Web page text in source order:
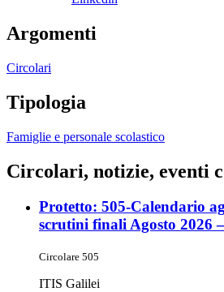
Argomenti
Circolari
Tipologia
Famiglie e personale scolastico
Circolari, notizie, eventi
Protetto: 505-Calendario
scrutini finali Agosto 2026
Circolare 505
ITIS Galilei